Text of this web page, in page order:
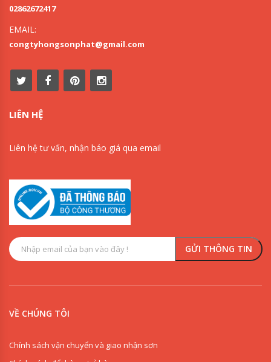
02862672417
EMAIL:
congtyhongsonphat@gmail.com
LIÊN HỆ
Liên hệ tư vấn, nhận báo giá qua email
VỀ CHÚNG TÔI
Chính sách vận chuyển và giao nhận sơn